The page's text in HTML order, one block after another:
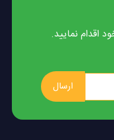
اقدام نمایید.
ارسال